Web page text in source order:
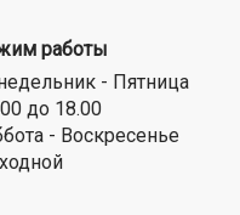
работы
- Пятница
до 18.00
- Воскресенье